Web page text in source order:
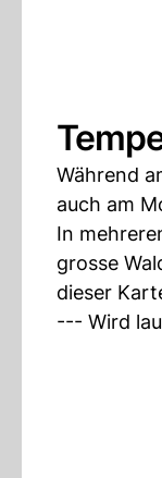
Während
auch am
In
grosse
dieser
--- Wird